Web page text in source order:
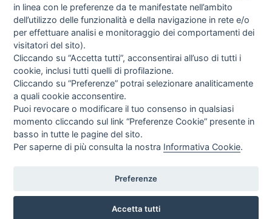
I libri Vedi tutti
Direttrice Responsabile: Alessandra Costante | Registrazione al Tribunale Civile
in linea con le preferenze da te manifestate nell’ambito
dell’utilizzo delle funzionalità e della navigazione in rete e/o
per effettuare analisi e monitoraggio dei comportamenti dei
visitatori del sito).
Cliccando su “Accetta tutti”, acconsentirai all’uso di tutti i
cookie, inclusi tutti quelli di profilazione.
Cliccando su “Preferenze” potrai selezionare analiticamente
a quali cookie acconsentire.
Puoi revocare o modificare il tuo consenso in qualsiasi
momento cliccando sul link “Preferenze Cookie” presente in
basso in tutte le pagine del sito.
Per saperne di più consulta la nostra Informativa Cookie.
Preferenze
Accetta tutti